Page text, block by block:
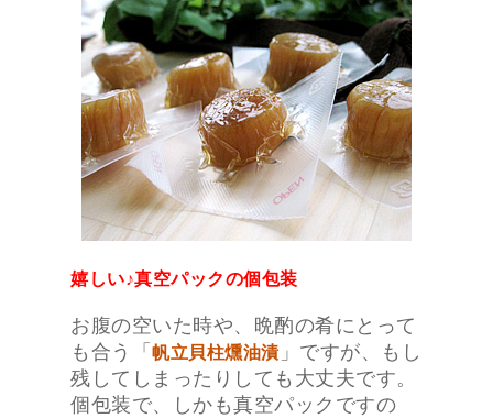
嬉しい♪真空パックの個包装
お腹の空いた時や、晩酌の肴にとって
も合う「 帆立貝柱燻油漬」ですが、もし
残してしまったりしても大丈夫です。
個包装で、しかも真空パックですの